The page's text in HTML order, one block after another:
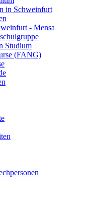
in Schweinfurt
- Mensa
Studium
(FANG)